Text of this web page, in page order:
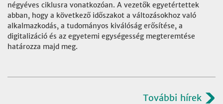
négyéves ciklusra vonatkozóan. A vezetők egyetértettek
abban, hogy a következő időszakot a változásokhoz való
alkalmazkodás, a tudományos kiválóság erősítése, a
digitalizáció és az egyetemi egységesség megteremtése
határozza majd meg.
További hírek